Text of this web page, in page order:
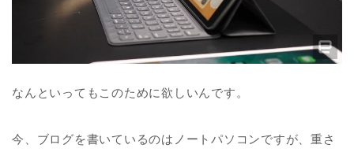
なんといってもこのために欲しいんです。
今、ブログを書いているのはノートパソコンですが、重さ